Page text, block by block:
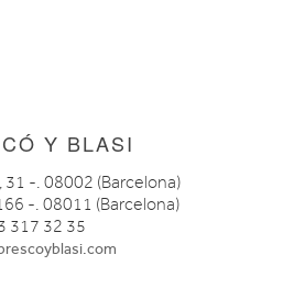
Y BLASI
31 -. 08002 (Barcelona)
-. 08011 (Barcelona)
317 32 35